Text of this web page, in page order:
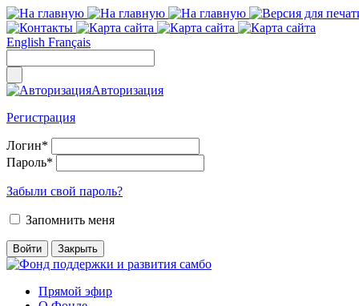
English Français
Авторизация
Регистрация
Логин*
Пароль*
Забыли свой пароль?
Запомнить меня
Прямой эфир